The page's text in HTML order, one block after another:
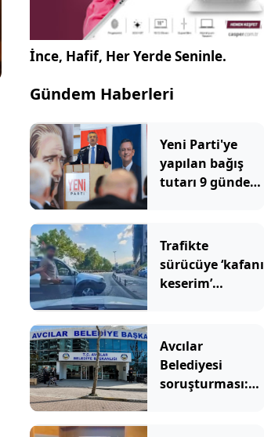
İnce, Hafif, Her Yerde Seninle.
Gündem Haberleri
Yeni Parti'ye
yapılan bağış
tutarı 9 günde
Trafikte
sürücüye ‘kafanı
keserim’
Avcılar
Belediyesi
soruşturması: